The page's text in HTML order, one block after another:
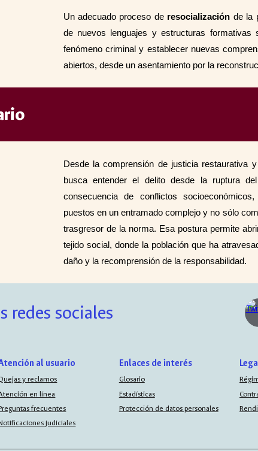
Un adecuado proceso de resocialización de la
de nuevos lenguajes y estructuras formativas
fenómeno criminal y establecer nuevas
abiertos, desde un asentamiento por la
Desde la comprensión de justicia restaurativa
busca entender el delito desde la ruptura
consecuencia de conflictos
puestos en un entramado complejo y no sólo
trasgresor de la norma. Esa postura permite
tejido social, donde la población que ha
daño y la recomprensión de la responsabilidad.
redes sociales
al usuario
y reclamos
en línea
frecuentes
judiciales
Enlaces de interés
Glosario
Estadísticas
Protección de datos personales